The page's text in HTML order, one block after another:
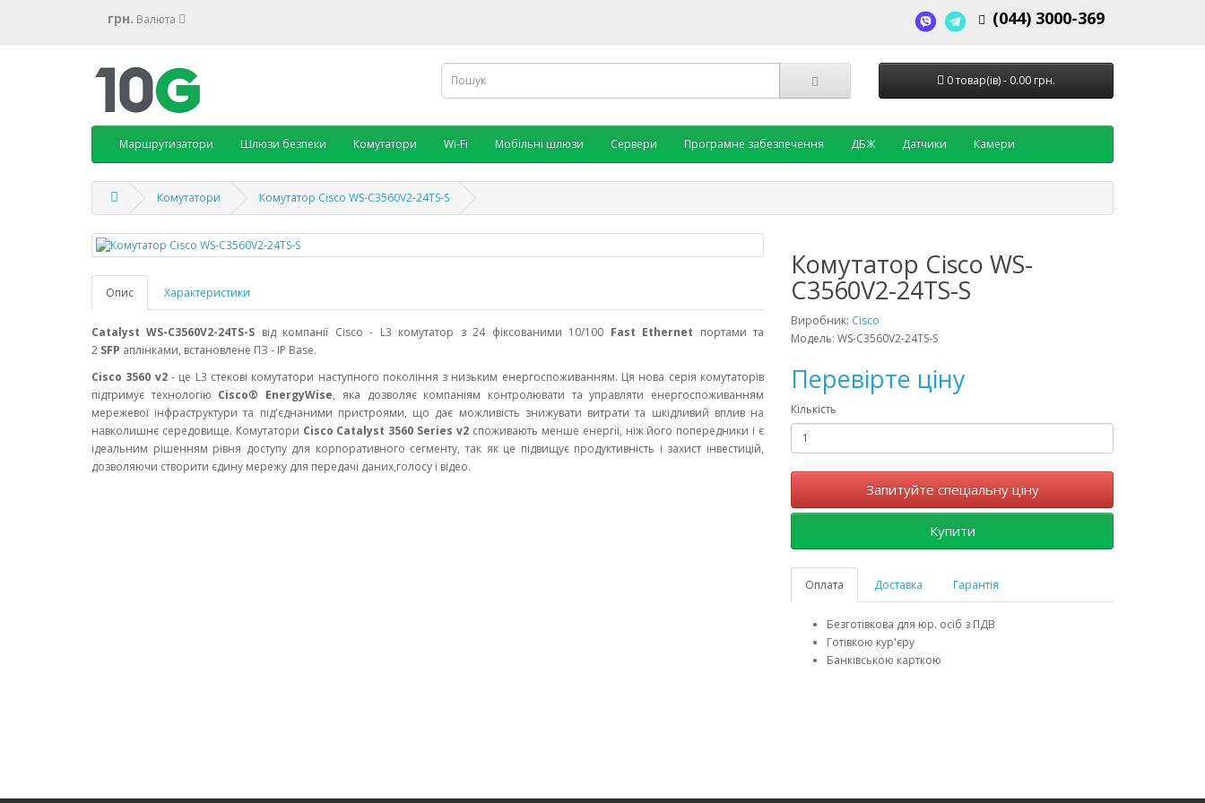
грн. Валюта (044) 3000-369
0 товар(ів) - 0.00 грн.
Маршрутизатори Шлюзи безпеки Комутатори Wi-Fi Мобільні шлюзи Сервери Програмне забезпечення ДБЖ Датчики Камери
Комутатори Комутатор Cisco WS-C3560V2-24TS-S
Опис Характеристики
Catalyst WS-C3560V2-24TS-S від компанії Cisco - L3 комутатор з 24 фіксованими 10/100 Fast Ethernet портами та
2 SFP аплінками, встановлене ПЗ - IP Base.
Cisco 3560 v2- це L3 стекові комутатори наступного покоління з низьким енергоспоживанням. Ця нова серія комутаторів
підтримує технологію Cisco® EnergyWise, яка дозволяє компаніям контролювати та управляти енергоспоживанням
мережевої інфраструктури та під'єднаними пристроями, що дає можливість знижувати витрати та шкідливий вплив на
навколишнє середовище. Комутатори Cisco Catalyst 3560 Series v2 споживають менше енергії, ніж його попередники і є
ідеальним рішенням рівня доступу для корпоративного сегменту, так як це підвищує продуктивність і захист інвестицій,
дозволяючи створити єдину мережу для передачі даних,голосу і відео.
Комутатор Cisco WS-
C3560V2-24TS-S
Виробник: Cisco
Модель: WS-C3560V2-24TS-S
Перевірте ціну
Кількість
Запитуйте спеціальну ціну
Купити
Оплата Доставка Гарантія
Безготівкова для юр. осіб з ПДВ
Готівкою кур'єру
Банківською карткою